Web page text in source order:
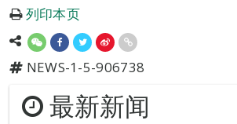
列印本页
NEWS-1-5-906738
最新新闻